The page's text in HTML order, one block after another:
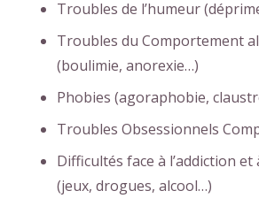
Troubles de l’humeur
Troubles du Comportement
(boulimie, anorexie…)
Phobies (agoraphobie,
Troubles Obsessionnels
Difficultés face à l’addiction et
(jeux, drogues, alcool…)